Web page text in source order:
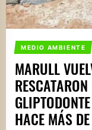
MEDIO AMBIENTE
MARULL
HACE MÁS